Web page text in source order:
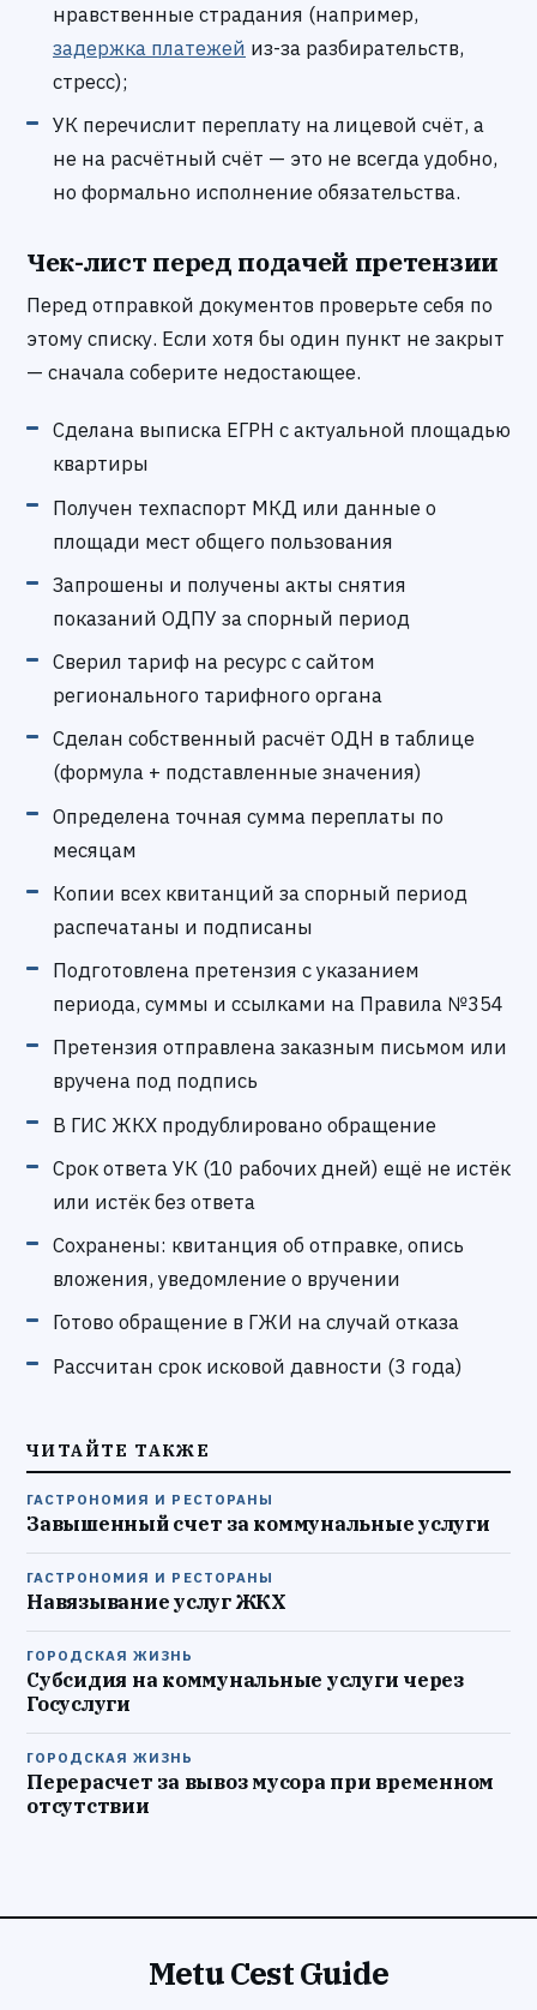
нравственные страдания (например,
задержка платежей из-за разбирательств,
стресс);
УК перечислит переплату на лицевой счёт, а
не на расчётный счёт — это не всегда удобно,
но формально исполнение обязательства.
Чек-лист перед подачей претензии
Перед отправкой документов проверьте себя по
этому списку. Если хотя бы один пункт не закрыт
— сначала соберите недостающее.
Сделана выписка ЕГРН с актуальной площадью
квартиры
Получен техпаспорт МКД или данные о
площади мест общего пользования
Запрошены и получены акты снятия
показаний ОДПУ за спорный период
Сверил тариф на ресурс с сайтом
регионального тарифного органа
Сделан собственный расчёт ОДН в таблице
(формула + подставленные значения)
Определена точная сумма переплаты по
месяцам
Копии всех квитанций за спорный период
распечатаны и подписаны
Подготовлена претензия с указанием
периода, суммы и ссылками на Правила №354
Претензия отправлена заказным письмом или
вручена под подпись
В ГИС ЖКХ продублировано обращение
Срок ответа УК (10 рабочих дней) ещё не истёк
или истёк без ответа
Сохранены: квитанция об отправке, опись
вложения, уведомление о вручении
Готово обращение в ГЖИ на случай отказа
Рассчитан срок исковой давности (3 года)
ЧИТАЙТЕ ТАКЖЕ
ГАСТРОНОМИЯ И РЕСТОРАНЫ
Завышенный счет за коммунальные услуги
ГАСТРОНОМИЯ И РЕСТОРАНЫ
Навязывание услуг ЖКХ
ГОРОДСКАЯ ЖИЗНЬ
Субсидия на коммунальные услуги через
Госуслуги
ГОРОДСКАЯ ЖИЗНЬ
Перерасчет за вывоз мусора при временном
отсутствии
Metu Cest Guide